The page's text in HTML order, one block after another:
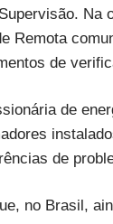
Remota
de
de
de
no Brasil,